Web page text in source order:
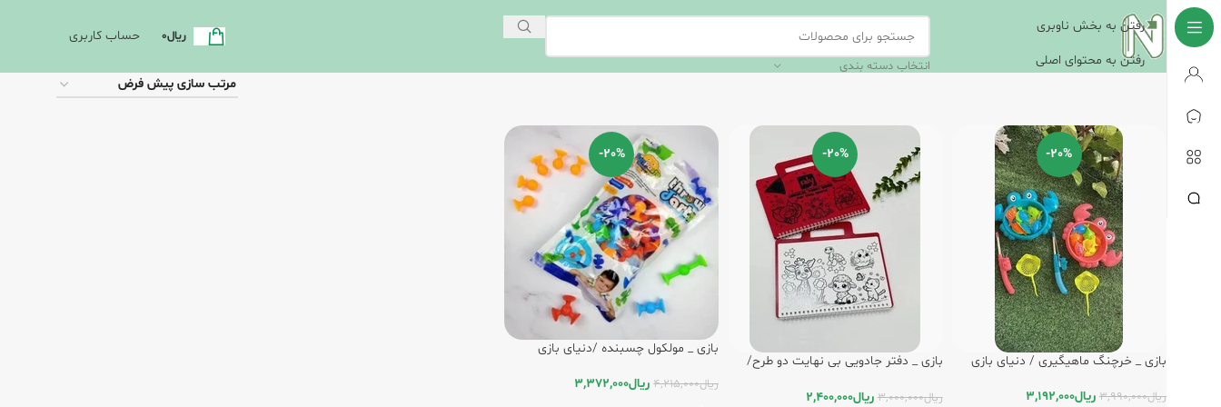
رفتن به بخش ناوبری
رفتن به محتوای اصلی
انتخاب دسته بندی
ریال0 حساب کاربری
-20%
بازی _ خرچنگ ماهیگیری / دنیای بازی
ریال3,990,000 ریال3,192,000
-20%
بازی _ دفتر جادویی بی نهایت دو طرح/
ریال3,000,000 ریال2,400,000
-20%
بازی _ مولکول چسبنده /دنیای بازی
ریال4,215,000 ریال3,372,000